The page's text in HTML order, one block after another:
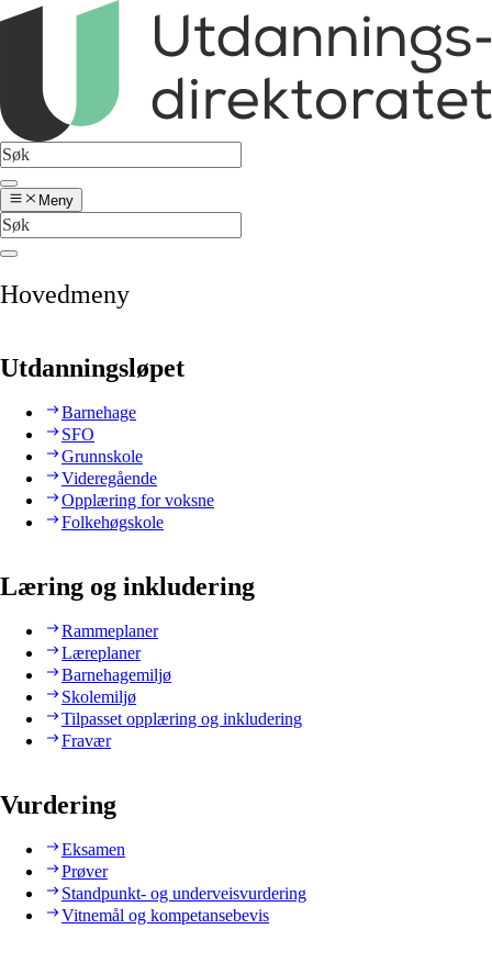
Meny
Hovedmeny
Utdanningsløpet
Barnehage
SFO
Grunnskole
Videregående
Opplæring for voksne
Folkehøgskole
Læring og inkludering
Rammeplaner
Læreplaner
Barnehagemiljø
Skolemiljø
Tilpasset opplæring og inkludering
Fravær
Vurdering
Eksamen
Prøver
Standpunkt- og underveisvurdering
Vitnemål og kompetansebevis